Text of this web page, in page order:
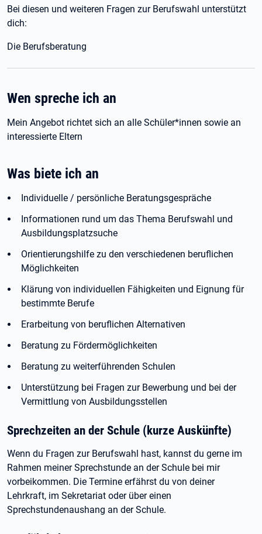
Bei diesen und weiteren Fragen zur Berufswahl unterstützt
dich:
Die Berufsberatung
Wen spreche ich an
Mein Angebot richtet sich an alle Schüler*innen sowie an
interessierte Eltern
Was biete ich an
Individuelle / persönliche Beratungsgespräche
Informationen rund um das Thema Berufswahl und
Ausbildungsplatzsuche
Orientierungshilfe zu den verschiedenen beruflichen
Möglichkeiten
Klärung von individuellen Fähigkeiten und Eignung für
bestimmte Berufe
Erarbeitung von beruflichen Alternativen
Beratung zu Fördermöglichkeiten
Beratung zu weiterführenden Schulen
Unterstützung bei Fragen zur Bewerbung und bei der
Vermittlung von Ausbildungsstellen
Sprechzeiten an der Schule (kurze Auskünfte)
Wenn du Fragen zur Berufswahl hast, kannst du gerne im
Rahmen meiner Sprechstunde an der Schule bei mir
vorbeikommen. Die Termine erfährst du von deiner
Lehrkraft, im Sekretariat oder über einen
Sprechstundenaushang an der Schule.